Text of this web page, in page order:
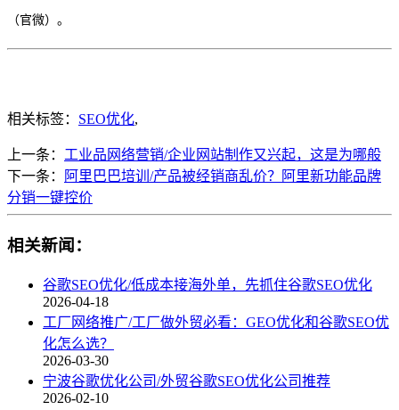
（官微）。
相关标签： SEO优化,
上一条： 工业品网络营销/企业网站制作又兴起，这是为哪般
下一条：
阿里巴巴培训/产品被经销商乱价？阿里新功能品牌
分销一键控价
相关新闻：
谷歌SEO优化/低成本接海外单，先抓住谷歌SEO优化
2026-04-18
工厂网络推广/工厂做外贸必看：GEO优化和谷歌SEO优
化怎么选？
2026-03-30
宁波谷歌优化公司/外贸谷歌SEO优化公司推荐
2026-02-10